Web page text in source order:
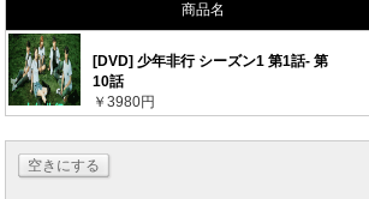
商品名
[DVD] 少年非行 シーズン1 第1話- 第
10話
￥3980円
空きにする